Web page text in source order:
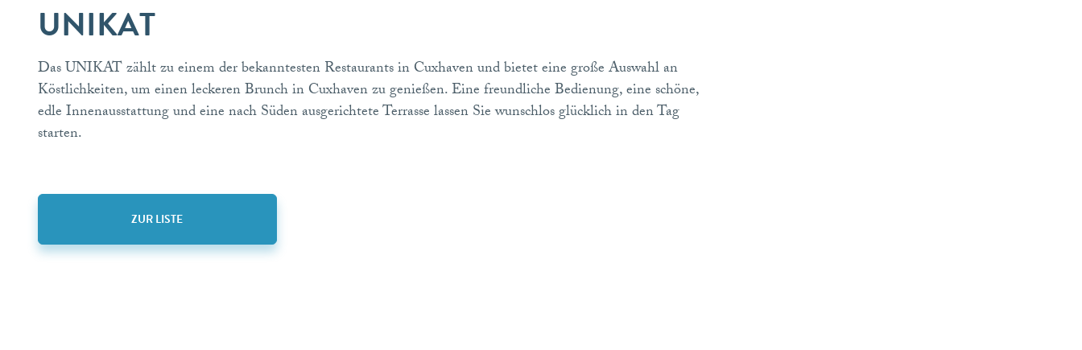
UNIKAT
Das UNIKAT zählt zu einem der bekanntesten Restaurants in Cuxhaven und bietet eine große Auswahl an
Köstlichkeiten, um einen leckeren Brunch in Cuxhaven zu genießen. Eine freundliche Bedienung, eine schöne,
edle Innenausstattung und eine nach Süden ausgerichtete Terrasse lassen Sie wunschlos glücklich in den Tag
starten.
ZUR LISTE